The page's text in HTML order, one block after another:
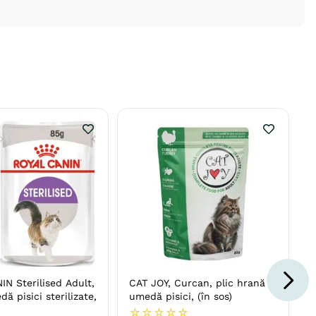
Sterilised Adult,
pisici sterilizate,
CAT JOY, Curcan, plic hrană
umedă pisici, (în sos)
☆ ☆ ☆ ☆ ☆